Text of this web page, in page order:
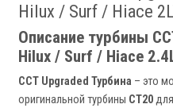
Hilux / Surf / Hiace
Описание турбины
Hilux / Surf / Hiace
CCT Upgraded Турбина – это
оригинальной турбины CT20